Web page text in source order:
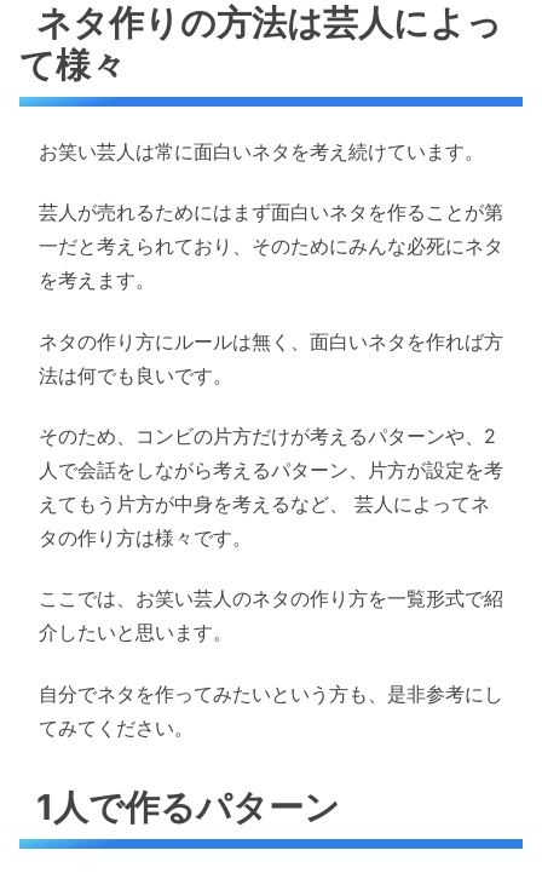
ネタ作りの方法は芸人によっ
て様々
お笑い芸人は常に面白いネタを考え続けています。
芸人が売れるためにはまず面白いネタを作ることが第
一だと考えられており、そのためにみんな必死にネタ
を考えます。
ネタの作り方にルールは無く、面白いネタを作れば方
法は何でも良いです。
そのため、コンビの片方だけが考えるパターンや、2
人で会話をしながら考えるパターン、片方が設定を考
えてもう片方が中身を考えるなど、 芸人によってネ
タの作り方は様々です。
ここでは、お笑い芸人のネタの作り方を一覧形式で紹
介したいと思います。
自分でネタを作ってみたいという方も、是非参考にし
てみてください。
1人で作るパターン